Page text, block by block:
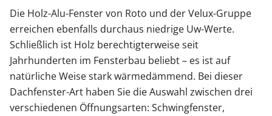
Die Holz-Alu-Fenster von Roto und der Velux-Gruppe
erreichen ebenfalls durchaus niedrige Uw-Werte.
Schließlich ist Holz berechtigterweise seit
Jahrhunderten im Fensterbau beliebt – es ist auf
natürliche Weise stark wärmedämmend. Bei dieser
Dachfenster-Art haben Sie die Auswahl zwischen drei
verschiedenen Öffnungsarten: Schwingfenster,